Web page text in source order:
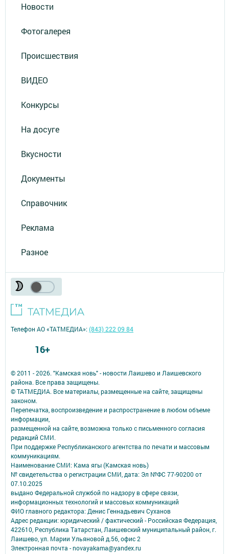
Новости
Фотогалерея
Происшествия
ВИДЕО
Конкурсы
На досуге
Вкусности
Документы
Справочник
Реклама
Разное
© 2011 - 2026. "Камская новь" - новости Лаишево и Лаишевского
района. Все права защищены.
© ТАТМЕДИА. Все материалы, размещенные на сайте, защищены
законом.
Перепечатка, воспроизведение и распространение в любом объеме
информации,
размещенной на сайте, возможна только с письменного согласия
редакций СМИ.
При поддержке Республиканского агентства по печати и массовым
коммуникациям.
Наименование СМИ: Кама ягы (Камская новь)
№ свидетельства о регистрации СМИ, дата: Эл №ФC 77-90200 от
07.10.2025
выдано Федеральной службой по надзору в сфере связи,
информационных технологий и массовых коммуникаций
ФИО главного редактора: Денис Геннадьевич Суханов
Адрес редакции: юридический / фактический - Российская Федерация,
422610, Республика Татарстан, Лаишевский муниципальный район, г.
Лаишево, ул. Марии Ульяновой д.56, офис 2
Электронная почта - novayakama@yandex.ru
Телефон АО «ТАТМЕДИА»:(843) 222 09 84
16+